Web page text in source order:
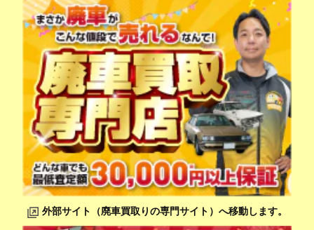
外部サイト（廃車買取りの専門サイト）へ移動します。